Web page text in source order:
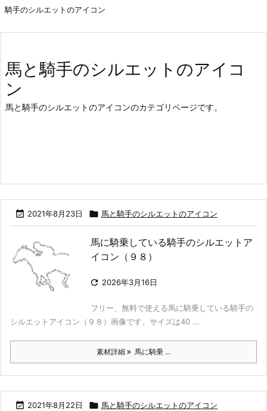
騎手のシルエットのアイコン
馬と騎手のシルエットのアイコ
ン
馬と騎手のシルエットのアイコンのカテゴリページです。
 2021年8月23日  馬と騎手のシルエットのアイコン
馬に騎乗している騎手のシルエットア
イコン（９８）
 2026年3月16日
フリー、無料で使える馬に騎乗している騎手の
シルエットアイコン（９８）画像です。サイズは40 ...
素材詳細 馬に騎乗 ...
 2021年8月22日  馬と騎手のシルエットのアイコン